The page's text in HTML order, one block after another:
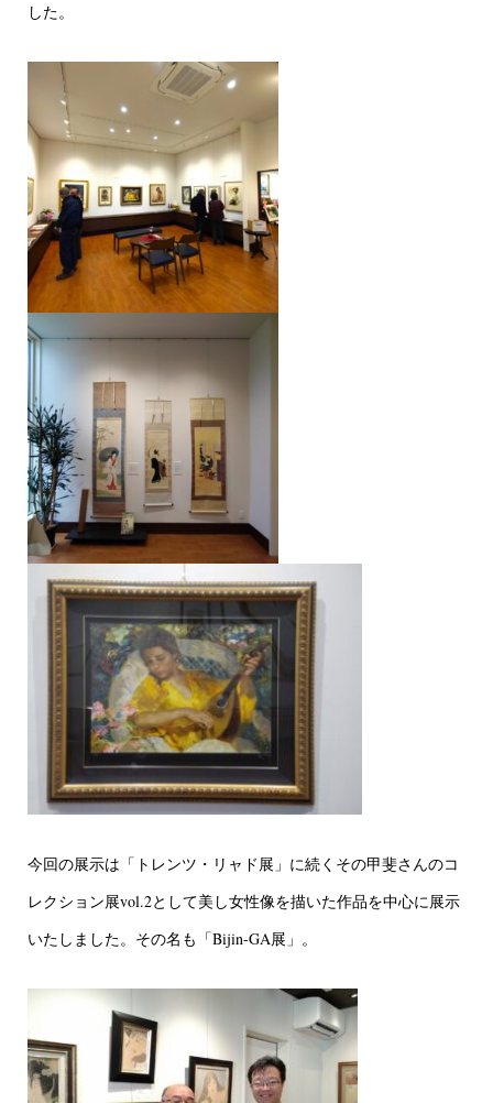
した。
今回の展示は「トレンツ・リャド展」に続くその甲斐さんのコ
レクション展vol.2として美し女性像を描いた作品を中心に展示
いたしました。その名も「Bijin-GA展」。